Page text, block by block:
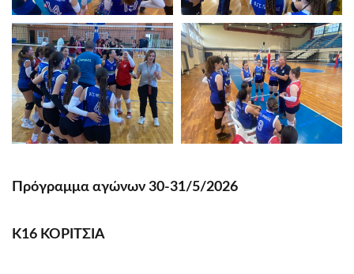
Πρόγραμμα αγώνων 30-31/5/2026
Κ16 ΚΟΡΙΤΣΙΑ